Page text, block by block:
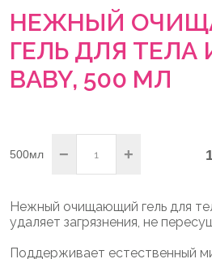
НЕЖНЫЙ
ГЕЛЬ ДЛЯ ТЕЛА
BABY, 500 МЛ
500мл − +
Нежный очищающий гель для
удаляет загрязнения, не
Поддерживает естественный